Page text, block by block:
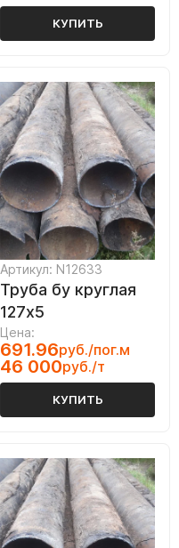
КУПИТЬ
Артикул: N12633
Труба бу круглая
127х5
Цена:
691.96руб./пог.м
46 000руб./т
КУПИТЬ